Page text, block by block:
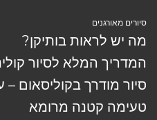
סיורים מאורגנים
מה יש לראות בותיקן?
המדריך המלא לסיור
סיור מודרך בקוליסאום
טעימה קטנה מרומא